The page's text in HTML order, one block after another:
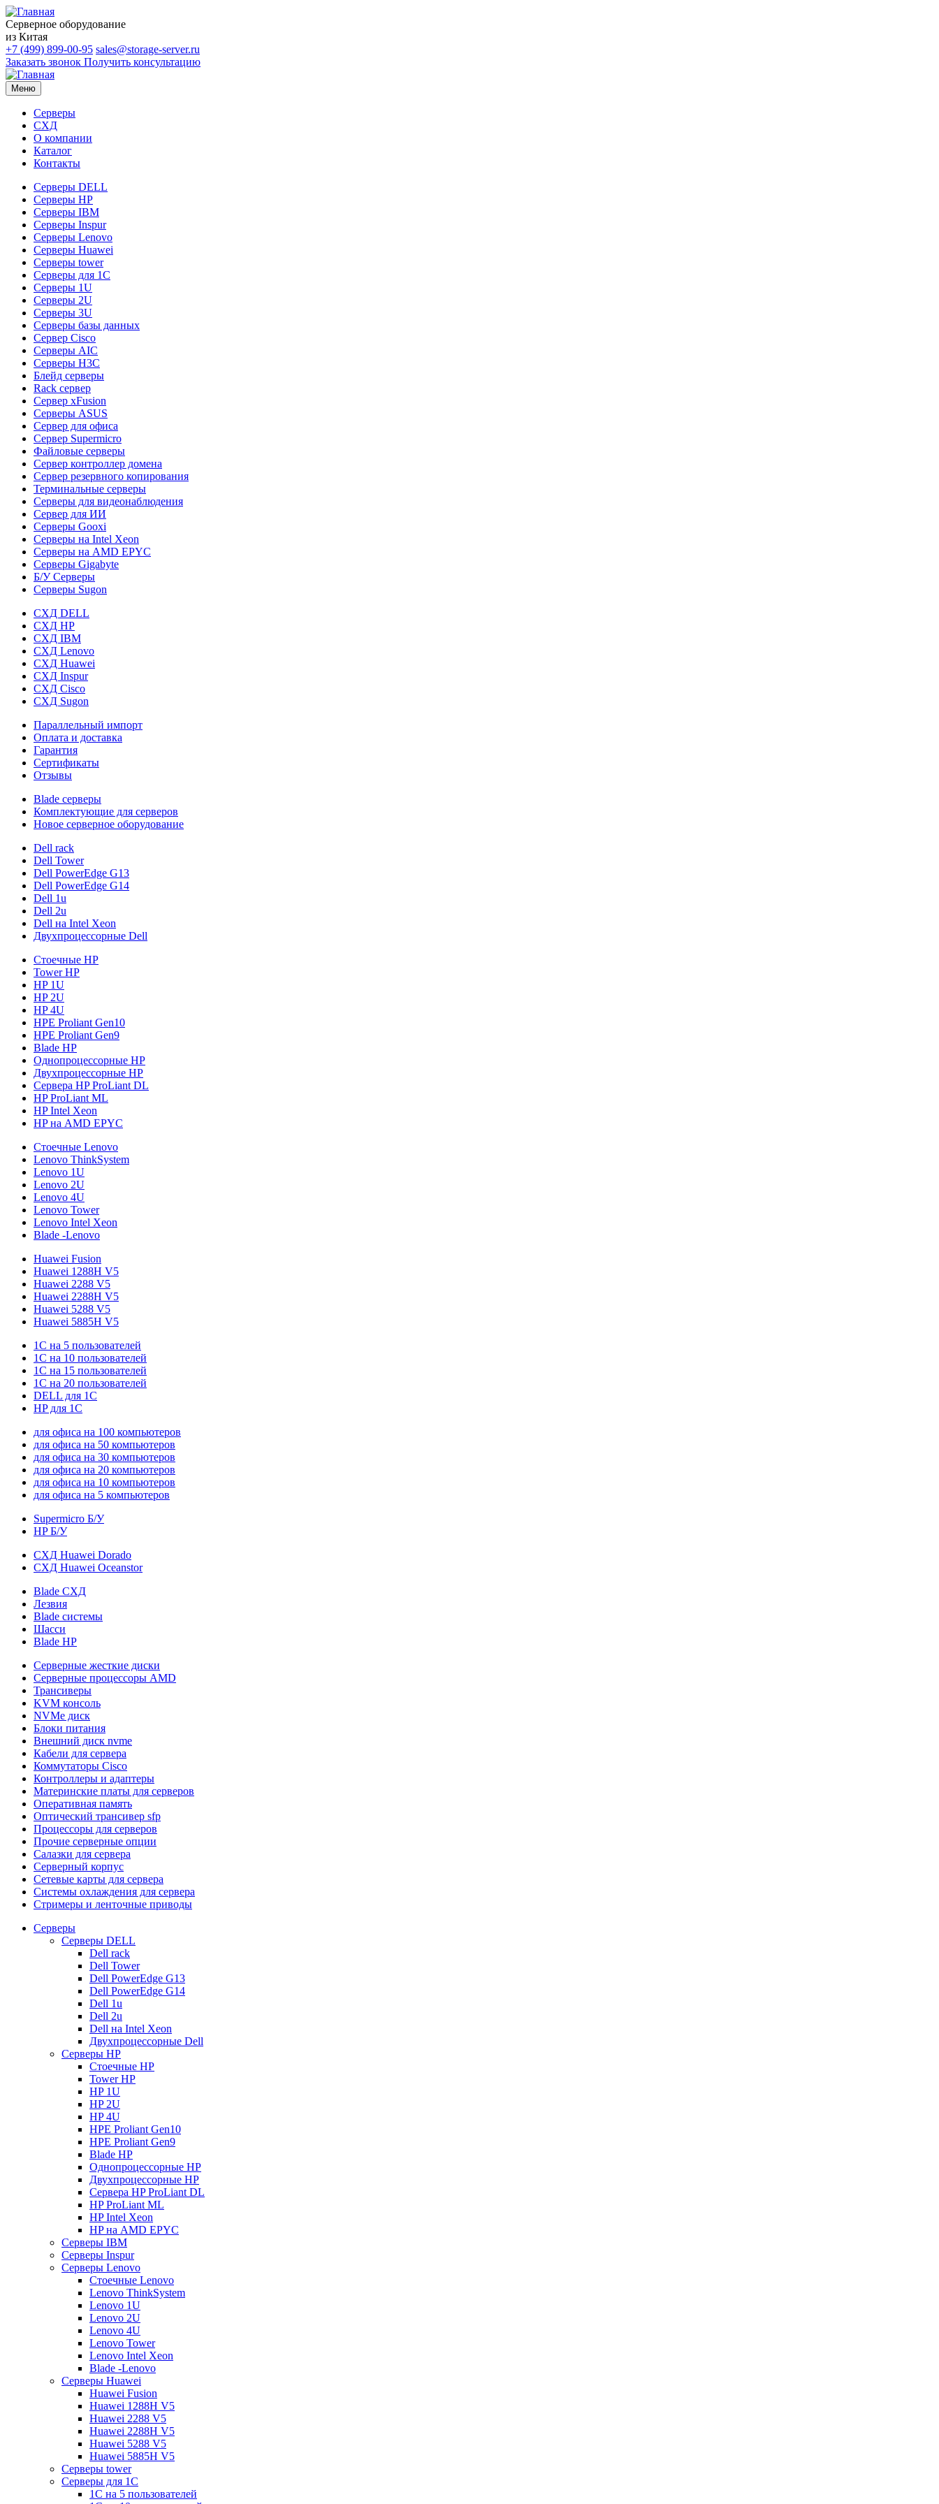
Серверное оборудование
из Китая
+7 (499) 899-00-95 sales@storage-server.ru
Заказать звонок Получить консультацию
Меню
Серверы
СХД
О компании
Каталог
Контакты
Серверы DELL
Серверы HP
Серверы IBM
Серверы Inspur
Серверы Lenovo
Серверы Huawei
Серверы tower
Серверы для 1C
Серверы 1U
Серверы 2U
Серверы 3U
Серверы базы данных
Сервер Cisco
Серверы AIC
Серверы H3C
Блейд серверы
Rack сервер
Сервер xFusion
Серверы ASUS
Сервер для офиса
Сервер Supermicro
Файловые серверы
Сервер контроллер домена
Сервер резервного копирования
Терминальные серверы
Серверы для видеонаблюдения
Сервер для ИИ
Серверы Gooxi
Серверы на Intel Xeon
Серверы на AMD EPYC
Серверы Gigabyte
Б/У Серверы
Серверы Sugon
СХД DELL
СХД HP
СХД IBM
СХД Lenovo
СХД Huawei
СХД Inspur
СХД Cisco
СХД Sugon
Параллельный импорт
Оплата и доставка
Гарантия
Сертификаты
Отзывы
Blade серверы
Комплектующие для серверов
Новое серверное оборудование
Dell rack
Dell Tower
Dell PowerEdge G13
Dell PowerEdge G14
Dell 1u
Dell 2u
Dell на Intel Xeon
Двухпроцессорные Dell
Стоечные HP
Tower HP
HP 1U
HP 2U
HP 4U
HPE Proliant Gen10
HPE Proliant Gen9
Blade HP
Однопроцессорные HP
Двухпроцессорные HP
Сервера HP ProLiant DL
HP ProLiant ML
HP Intel Xeon
HP на AMD EPYC
Стоечные Lenovo
Lenovo ThinkSystem
Lenovo 1U
Lenovo 2U
Lenovo 4U
Lenovo Tower
Lenovo Intel Xeon
Blade -Lenovo
Huawei Fusion
Huawei 1288H V5
Huawei 2288 V5
Huawei 2288H V5
Huawei 5288 V5
Huawei 5885H V5
1С на 5 пользователей
1С на 10 пользователей
1С на 15 пользователей
1С на 20 пользователей
DELL для 1С
HP для 1С
для офиса на 100 компьютеров
для офиса на 50 компьютеров
для офиса на 30 компьютеров
для офиса на 20 компьютеров
для офиса на 10 компьютеров
для офиса на 5 компьютеров
Supermicro Б/У
HP Б/У
СХД Huawei Dorado
СХД Huawei Oceanstor
Blade СХД
Лезвия
Blade системы
Шасси
Blade HP
Серверные жесткие диски
Серверные процессоры AMD
Трансиверы
KVM консоль
NVMe диск
Блоки питания
Внешний диск nvme
Кабели для сервера
Коммутаторы Cisco
Контроллеры и адаптеры
Материнские платы для серверов
Оперативная память
Оптический трансивер sfp
Процессоры для серверов
Прочие серверные опции
Салазки для сервера
Серверный корпус
Сетевые карты для сервера
Системы охлаждения для сервера
Стримеры и ленточные приводы
Серверы
Серверы DELL
Dell rack
Dell Tower
Dell PowerEdge G13
Dell PowerEdge G14
Dell 1u
Dell 2u
Dell на Intel Xeon
Двухпроцессорные Dell
Серверы HP
Стоечные HP
Tower HP
HP 1U
HP 2U
HP 4U
HPE Proliant Gen10
HPE Proliant Gen9
Blade HP
Однопроцессорные HP
Двухпроцессорные HP
Сервера HP ProLiant DL
HP ProLiant ML
HP Intel Xeon
HP на AMD EPYC
Серверы IBM
Серверы Inspur
Серверы Lenovo
Стоечные Lenovo
Lenovo ThinkSystem
Lenovo 1U
Lenovo 2U
Lenovo 4U
Lenovo Tower
Lenovo Intel Xeon
Blade -Lenovo
Серверы Huawei
Huawei Fusion
Huawei 1288H V5
Huawei 2288 V5
Huawei 2288H V5
Huawei 5288 V5
Huawei 5885H V5
Серверы tower
Серверы для 1C
1С на 5 пользователей